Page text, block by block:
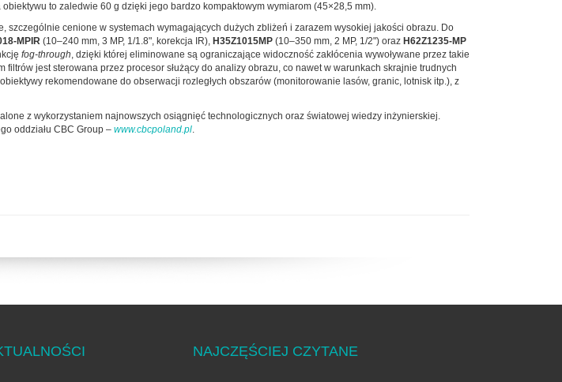
to zaledwie 60 g dzięki jego bardzo kompaktowym wymiarom (45×28,5 mm).
cenione w systemach wymagających dużych zbliżeń i zarazem wysokiej jakości obrazu. Do
MPIR (10–240 mm, 3 MP, 1/1.8", korekcja IR), H35Z1015MP (10–350 mm, 2 MP, 1/2") oraz H62Z1235-MP
fog-through, dzięki której eliminowane są ograniczające widoczność zakłócenia wywoływane przez takie
jest sterowana przez procesor służący do analizy obrazu, co nawet w warunkach skrajnie trudnych
rekomendowane do obserwacji rozległych obszarów (monitorowanie lasów, granic, lotnisk itp.), z
z wykorzystaniem najnowszych osiągnięć technologicznych oraz światowej wiedzy inżynierskiej.
oddziału CBC Group – www.cbcpoland.pl.
NAJCZĘŚCIEJ CZYTANE